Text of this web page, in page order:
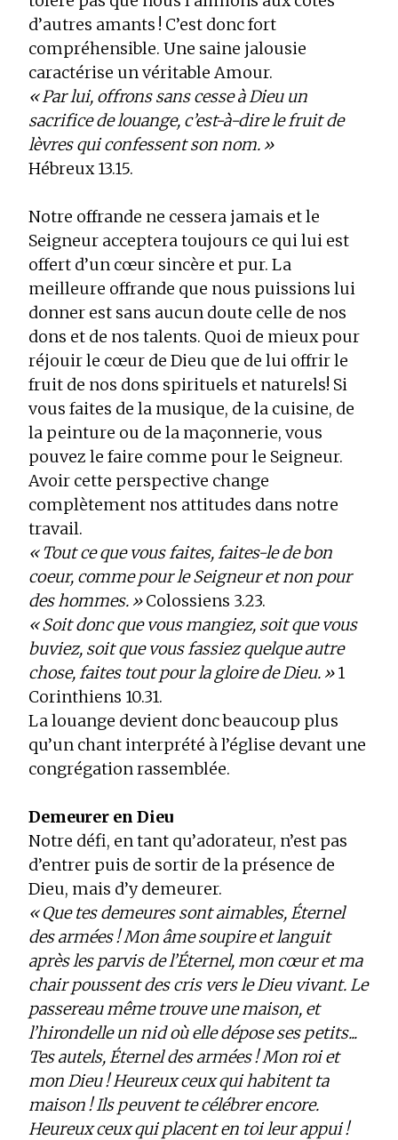
d’autres amants ! C’est donc fort
compréhensible. Une saine jalousie
caractérise un véritable Amour.
« Par lui, offrons sans cesse à Dieu un
sacrifice de louange, c’est-à-dire le fruit de
lèvres qui confessent son nom. »
Hébreux 13.15.
Notre offrande ne cessera jamais et le
Seigneur acceptera toujours ce qui lui est
offert d’un cœur sincère et pur. La
meilleure offrande que nous puissions lui
donner est sans aucun doute celle de nos
dons et de nos talents. Quoi de mieux pour
réjouir le cœur de Dieu que de lui offrir le
fruit de nos dons spirituels et naturels! Si
vous faites de la musique, de la cuisine, de
la peinture ou de la maçonnerie, vous
pouvez le faire comme pour le Seigneur.
Avoir cette perspective change
complètement nos attitudes dans notre
travail.
« Tout ce que vous faites, faites-le de bon
coeur, comme pour le Seigneur et non pour
des hommes. »Colossiens 3.23.
« Soit donc que vous mangiez, soit que vous
buviez, soit que vous fassiez quelque autre
chose, faites tout pour la gloire de Dieu. »1
Corinthiens 10.31.
La louange devient donc beaucoup plus
qu’un chant interprété à l’église devant une
congrégation rassemblée.
Demeurer en Dieu
Notre défi, en tant qu’adorateur, n’est pas
d’entrer puis de sortir de la présence de
Dieu, mais d’y demeurer.
« Que tes demeures sont aimables, Éternel
des armées ! Mon âme soupire et languit
après les parvis de l’Éternel, mon cœur et ma
chair poussent des cris vers le Dieu vivant. Le
passereau même trouve une maison, et
l’hirondelle un nid où elle dépose ses petits...
Tes autels, Éternel des armées ! Mon roi et
mon Dieu ! Heureux ceux qui habitent ta
maison ! Ils peuvent te célébrer encore.
Heureux ceux qui placent en toi leur appui !